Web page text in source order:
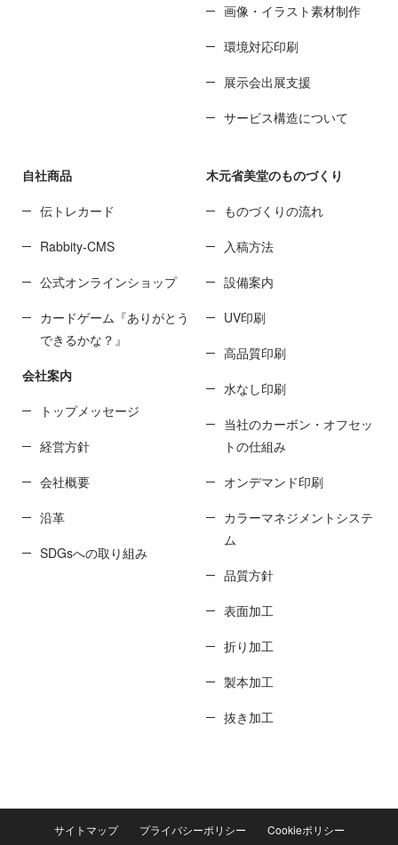
画像・イラスト素材制作
環境対応印刷
展示会出展支援
サービス構造について
自社商品
伝トレカード
Rabbity-CMS
公式オンラインショップ
カードゲーム『ありがとう
できるかな？』
会社案内
トップメッセージ
経営方針
会社概要
沿革
SDGsへの取り組み
木元省美堂のものづくり
ものづくりの流れ
入稿方法
設備案内
UV印刷
高品質印刷
水なし印刷
当社のカーボン・オフセッ
トの仕組み
オンデマンド印刷
カラーマネジメントシステ
ム
品質方針
表面加工
折り加工
製本加工
抜き加工
サイトマップ プライバシーポリシー Cookieポリシー